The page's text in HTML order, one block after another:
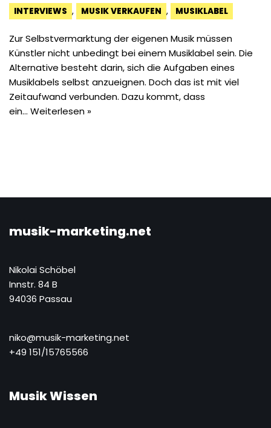
INTERVIEWS , MUSIK VERKAUFEN , MUSIKLABEL
Zur Selbstvermarktung der eigenen Musik müssen
Künstler nicht unbedingt bei einem Musiklabel sein. Die
Alternative besteht darin, sich die Aufgaben eines
Musiklabels selbst anzueignen. Doch das ist mit viel
Zeitaufwand verbunden. Dazu kommt, dass
ein… Weiterlesen »
musik-marketing.net
Nikolai Schöbel
Innstr. 84 B
94036 Passau
niko@musik-marketing.net
+49 151/15765566
Musik Wissen